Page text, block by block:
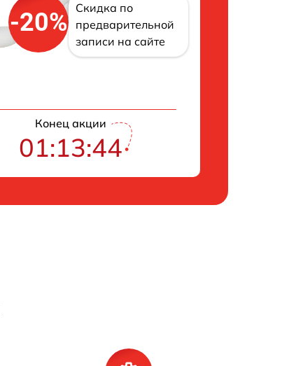
-20%
Скидка по
предварительной
записи на сайте
Конец акции
01:13:43